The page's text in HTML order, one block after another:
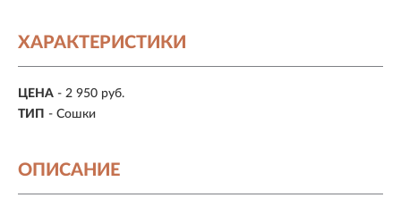
ХАРАКТЕРИСТИКИ
ЦЕНА - 2 950 руб.
ТИП - Сошки
ОПИСАНИЕ